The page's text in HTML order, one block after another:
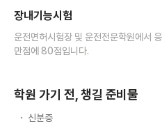
장내기능시험
운전면허시험장 및 운전전문학원에서
만점에 80점입니다.
학원 가기 전, 챙길 준비물
신분증